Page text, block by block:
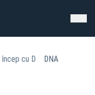
cu D DNA